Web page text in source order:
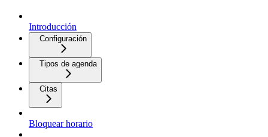
Introducción
Configuración
Tipos de agenda
Citas
Bloquear horario